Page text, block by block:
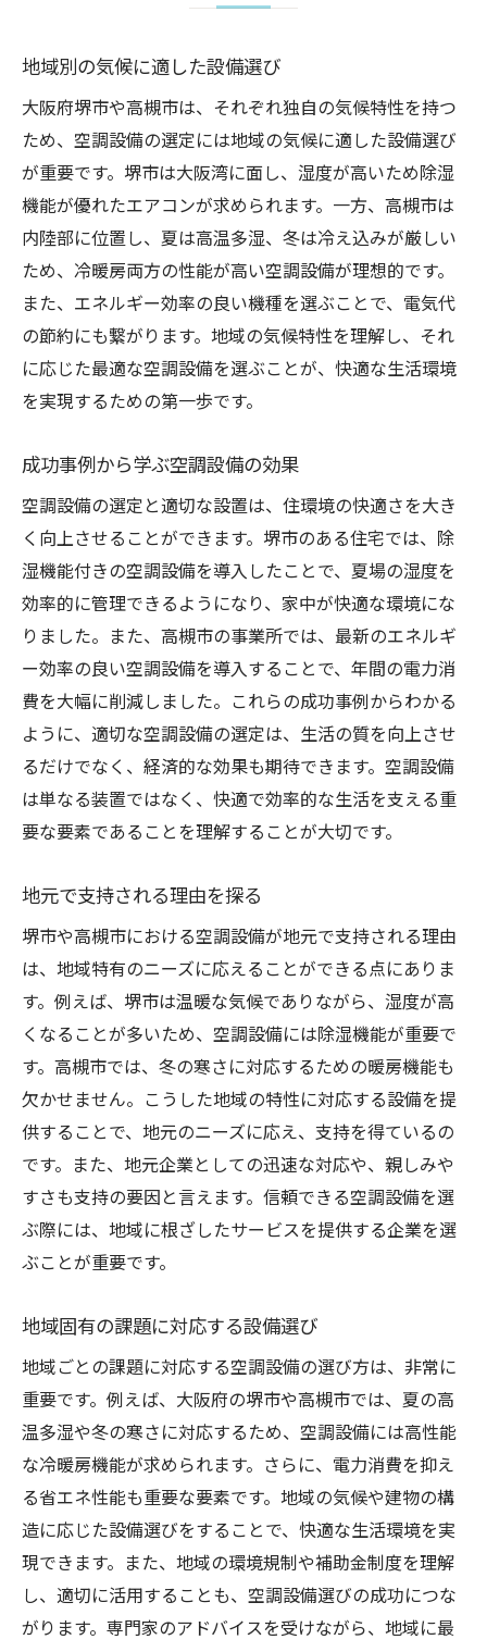
地域別の気候に適した設備選び
大阪府堺市や高槻市は、それぞれ独自の気候特性を持つ
ため、空調設備の選定には地域の気候に適した設備選び
が重要です。堺市は大阪湾に面し、湿度が高いため除湿
機能が優れたエアコンが求められます。一方、高槻市は
内陸部に位置し、夏は高温多湿、冬は冷え込みが厳しい
ため、冷暖房両方の性能が高い空調設備が理想的です。
また、エネルギー効率の良い機種を選ぶことで、電気代
の節約にも繋がります。地域の気候特性を理解し、それ
に応じた最適な空調設備を選ぶことが、快適な生活環境
を実現するための第一歩です。
成功事例から学ぶ空調設備の効果
空調設備の選定と適切な設置は、住環境の快適さを大き
く向上させることができます。堺市のある住宅では、除
湿機能付きの空調設備を導入したことで、夏場の湿度を
効率的に管理できるようになり、家中が快適な環境にな
りました。また、高槻市の事業所では、最新のエネルギ
ー効率の良い空調設備を導入することで、年間の電力消
費を大幅に削減しました。これらの成功事例からわかる
ように、適切な空調設備の選定は、生活の質を向上させ
るだけでなく、経済的な効果も期待できます。空調設備
は単なる装置ではなく、快適で効率的な生活を支える重
要な要素であることを理解することが大切です。
地元で支持される理由を探る
堺市や高槻市における空調設備が地元で支持される理由
は、地域特有のニーズに応えることができる点にありま
す。例えば、堺市は温暖な気候でありながら、湿度が高
くなることが多いため、空調設備には除湿機能が重要で
す。高槻市では、冬の寒さに対応するための暖房機能も
欠かせません。こうした地域の特性に対応する設備を提
供することで、地元のニーズに応え、支持を得ているの
です。また、地元企業としての迅速な対応や、親しみや
すさも支持の要因と言えます。信頼できる空調設備を選
ぶ際には、地域に根ざしたサービスを提供する企業を選
ぶことが重要です。
地域固有の課題に対応する設備選び
地域ごとの課題に対応する空調設備の選び方は、非常に
重要です。例えば、大阪府の堺市や高槻市では、夏の高
温多湿や冬の寒さに対応するため、空調設備には高性能
な冷暖房機能が求められます。さらに、電力消費を抑え
る省エネ性能も重要な要素です。地域の気候や建物の構
造に応じた設備選びをすることで、快適な生活環境を実
現できます。また、地域の環境規制や補助金制度を理解
し、適切に活用することも、空調設備選びの成功につな
がります。専門家のアドバイスを受けながら、地域に最